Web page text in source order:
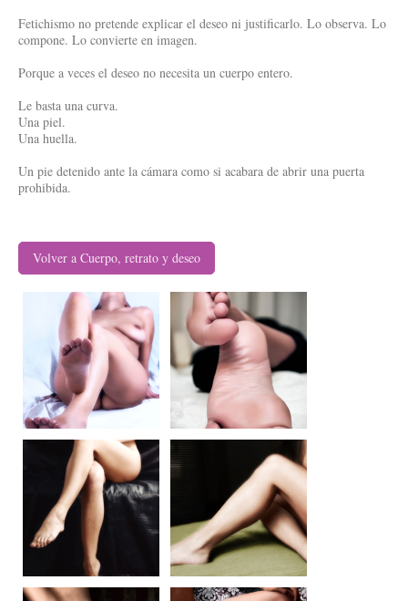
Fetichismo no pretende explicar el deseo ni justificarlo. Lo observa. Lo
compone. Lo convierte en imagen.
Porque a veces el deseo no necesita un cuerpo entero.
Le basta una curva.
Una piel.
Una huella.
Un pie detenido ante la cámara como si acabara de abrir una puerta
prohibida.
Volver a Cuerpo, retrato y deseo